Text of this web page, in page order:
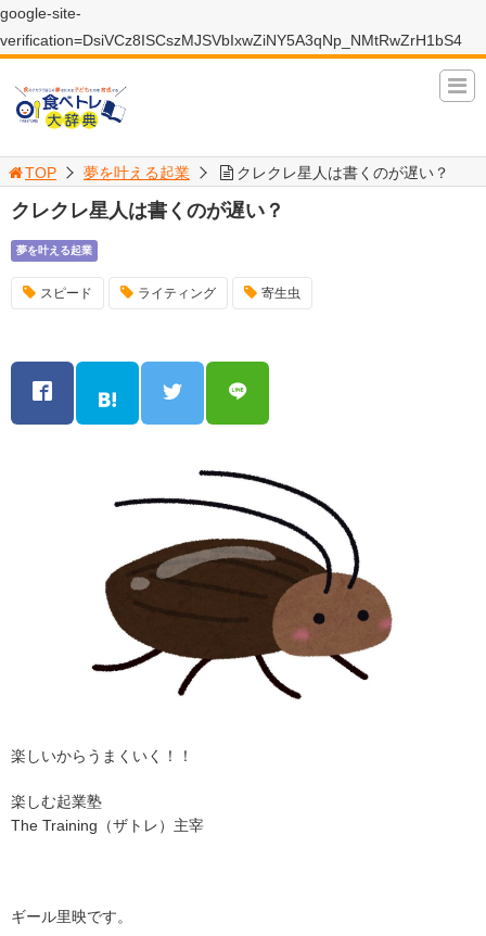
google-site-
verification=DsiVCz8ISCszMJSVbIxwZiNY5A3qNp_NMtRwZrH1bS4
TOP 夢を叶える起業 クレクレ星人は書くのが遅い？
クレクレ星人は書くのが遅い？
夢を叶える起業
スピード ライティング 寄生虫
楽しいからうまくいく！！
楽しむ起業塾
The Training（ザトレ）主宰
ギール里映です。